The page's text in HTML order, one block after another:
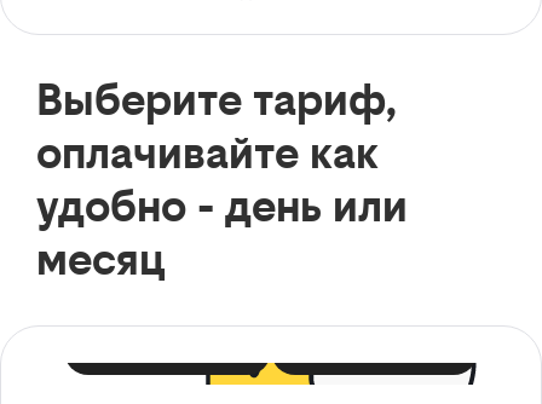
Выберите тариф,
оплачивайте как
удобно - день или
месяц